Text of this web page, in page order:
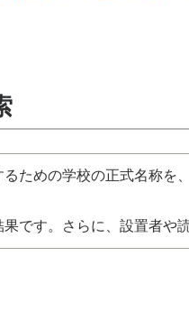
ための学校の正式名称を
です。さらに、設置者や